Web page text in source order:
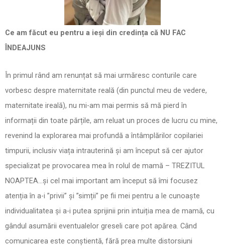
Ce am făcut eu pentru a ieși din credința că NU FAC
ÎNDEAJUNS
În primul rând am renunțat să mai urmăresc conturile care
vorbesc despre maternitate reală (din punctul meu de vedere,
maternitate ireală), nu mi-am mai permis să mă pierd în
informații din toate părțile, am reluat un proces de lucru cu mine,
revenind la explorarea mai profundă a întâmplărilor copilariei
timpurii, inclusiv viața intrauterină și am început să cer ajutor
specializat pe provocarea mea în rolul de mamă – TREZITUL
NOAPTEA…și cel mai important am început să îmi focusez
atenția în a-i ”privii” și ”simții” pe fii mei pentru a le cunoaște
individualitatea și a-i putea sprijinii prin intuiția mea de mamă, cu
gândul asumării eventualelor greseli care pot apărea. Când
comunicarea este conștientă, fără prea multe distorsiuni